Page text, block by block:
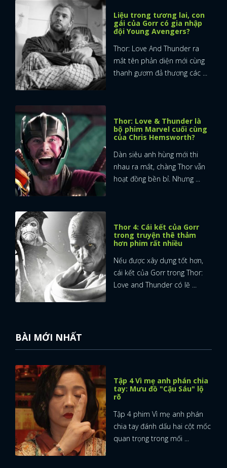
x
ĐĂNG NHẬP
Liệu trong tương lai, con
gái của Gorr có gia nhập
đội Young Avengers?
Thor: Love And Thunder ra
mắt tên phản diện mới cùng
thanh gươm đả thương các ...
Thor: Love & Thunder là
bộ phim Marvel cuối cùng
của Chris Hemsworth?
Dàn siêu anh hùng mới thi
nhau ra mắt, chàng Thor vẫn
hoạt đồng bền bỉ. Nhưng ...
Thor 4: Cái kết của Gorr
trong truyện thê thảm
hơn phim rất nhiều
Nếu được xây dựng tốt hơn,
cái kết của Gorr trong Thor:
Love and Thunder có lẽ ...
BÀI MỚI NHẤT
Tập 4 Vì mẹ anh phán chia
tay: Mưu đồ "Cậu Sáu" lộ
rõ
Tập 4 phim Vì mẹ anh phán
chia tay đánh dấu hai cột mốc
quan trọng trong mối ...